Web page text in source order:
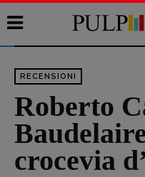
RECENSIONI
Roberto
crocevia